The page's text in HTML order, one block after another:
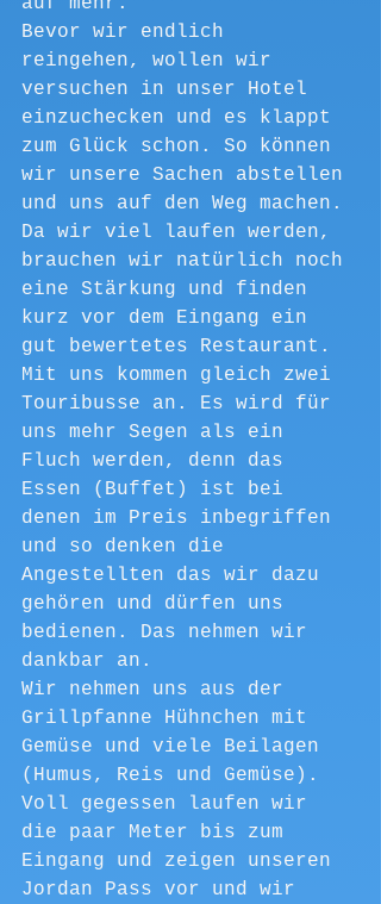
Bevor wir endlich
reingehen, wollen wir
versuchen in unser Hotel
einzuchecken und es klappt
zum Glück schon. So können
wir unsere Sachen abstellen
und uns auf den Weg machen.
Da wir viel laufen werden,
brauchen wir natürlich noch
eine Stärkung und finden
kurz vor dem Eingang ein
gut bewertetes Restaurant.
Mit uns kommen gleich zwei
Touribusse an. Es wird für
uns mehr Segen als ein
Fluch werden, denn das
Essen (Buffet) ist bei
denen im Preis inbegriffen
und so denken die
Angestellten das wir dazu
gehören und dürfen uns
bedienen. Das nehmen wir
dankbar an.
Wir nehmen uns aus der
Grillpfanne Hühnchen mit
Gemüse und viele Beilagen
(Humus, Reis und Gemüse).
Voll gegessen laufen wir
die paar Meter bis zum
Eingang und zeigen unseren
Jordan Pass vor und wir